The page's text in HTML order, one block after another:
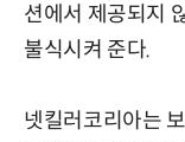
션에서 제공되지
불식시켜 준다.
넷킬러코리아는